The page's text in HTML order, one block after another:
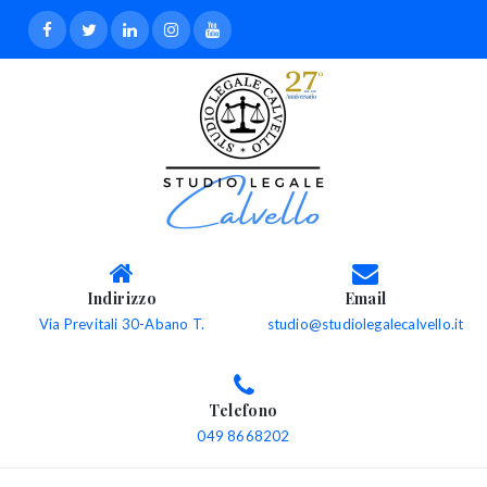
Indirizzo
Via Previtali 30-Abano T.
Email
studio@studiolegalecalvello.it
Telefono
049 8668202